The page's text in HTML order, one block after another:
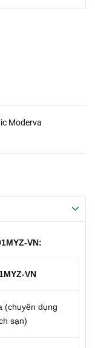
Moderva
VN:
VN
(chuyên dụng
sạn)